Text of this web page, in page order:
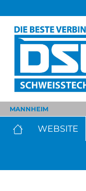
MANNHEIM
WEBSITE